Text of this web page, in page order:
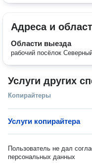
Адреса и
Области выезда
рабочий посёлок
Услуги других
Копирайтеры
Услуги копирайтера
Пользователь не дал
персональных данных